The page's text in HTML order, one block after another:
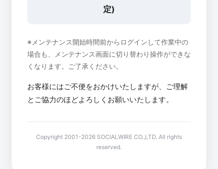
定)
※メンテナンス開始時間前からログインして作業中の
場合も、メンテナンス画面に切り替わり操作ができな
くなります。ご了承ください。
お客様にはご不便をおかけいたしますが、ご理解
とご協力のほどよろしくお願いいたします。
Copyright 2001-2026 SOCIALWIRE CO.,LTD. All rights
reserved.